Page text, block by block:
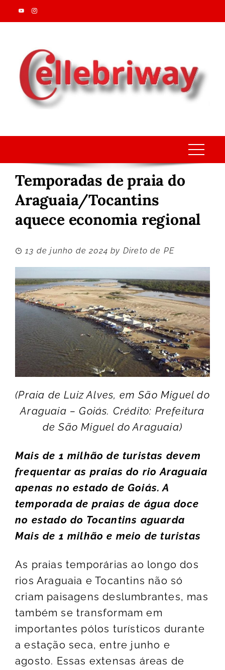
Skip
to
Temporadas de praia do
Araguaia/Tocantins
aquece economia regional
13 de junho de 2024 by Direto de PE
(Praia de Luiz Alves, em São Miguel do
Araguaia – Goiás. Crédito: Prefeitura
de São Miguel do Araguaia)
Mais de 1 milhão de turistas devem
frequentar as praias do rio Araguaia
apenas no estado de Goiás. A
temporada de praias de água doce
no estado do Tocantins aguarda
Mais de 1 milhão e meio de turistas
As praias temporárias ao longo dos
rios Araguaia e Tocantins não só
criam paisagens deslumbrantes, mas
também se transformam em
importantes pólos turísticos durante
a estação seca, entre junho e
agosto. Essas extensas áreas de